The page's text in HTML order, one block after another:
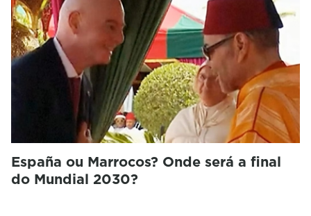
España ou Marrocos? Onde será a final
do Mundial 2030?